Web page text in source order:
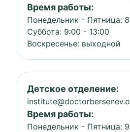
Время работы:
Понедельник - Пятница:
Суббота: 9:00 - 13:00
Воскресенье: выходной
Детское отделение:
Время работы:
Понедельник - Пятница: